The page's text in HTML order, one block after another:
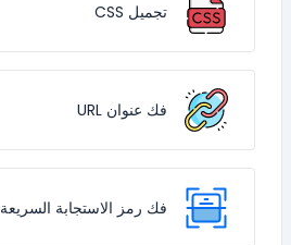
تجميل CSS
فك عنوان URL
فك رمز الاستجابة السريعة